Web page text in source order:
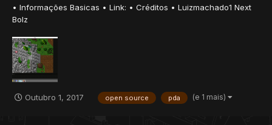
• Informações Basicas • Link: • Créditos • Luizmachado1 Next
Bolz
Outubro 1, 2017 open source pda (e 1 mais)